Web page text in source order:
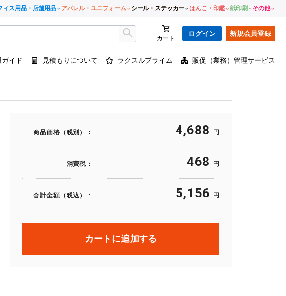
ィス用品・店舗用品 アパレル・ユニフォーム シール・ステッカー はんこ・印鑑 紙印刷 その他
カート
ログイン 新規会員登録
ガイド 見積もりについて ラクスルプライム 販促（業務）管理サービス
商品価格（税別）： 4,688 円
消費税： 468 円
合計金額（税込）： 5,156 円
カートに追加する